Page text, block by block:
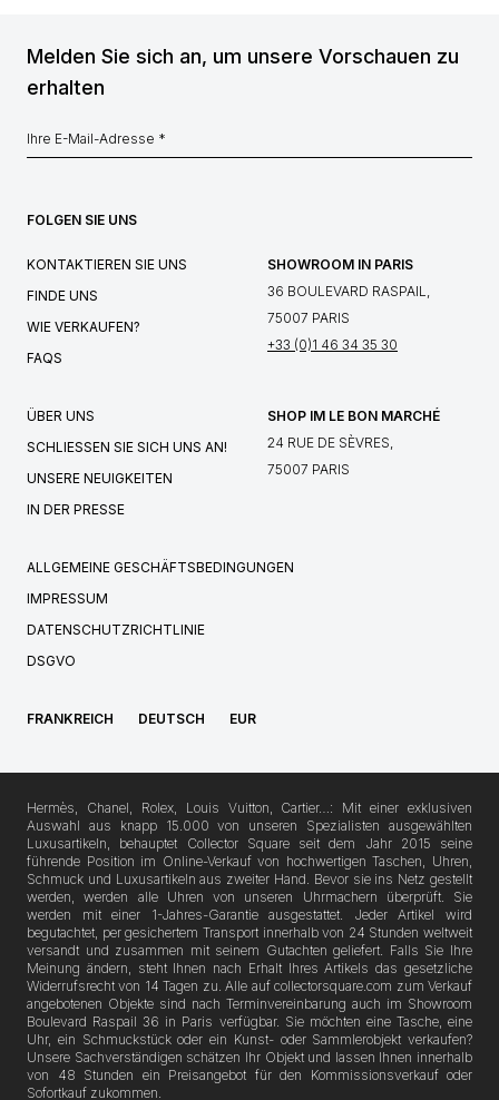
Melden Sie sich an, um unsere Vorschauen zu
erhalten
FOLGEN SIE UNS
KONTAKTIEREN SIE UNS
FINDE UNS
WIE VERKAUFEN?
FAQS
SHOWROOM IN PARIS
36 BOULEVARD RASPAIL,
75007 PARIS
+33 (0)1 46 34 35 30
ÜBER UNS
SCHLIESSEN SIE SICH UNS AN!
UNSERE NEUIGKEITEN
IN DER PRESSE
SHOP IM LE BON MARCHÉ
24 RUE DE SÈVRES,
75007 PARIS
ALLGEMEINE GESCHÄFTSBEDINGUNGEN
IMPRESSUM
DATENSCHUTZRICHTLINIE
DSGVO
FRANKREICH DEUTSCH EUR
Hermès, Chanel, Rolex, Louis Vuitton, Cartier…: Mit einer exklusiven
Auswahl aus knapp 15.000 von unseren Spezialisten ausgewählten
Luxusartikeln, behauptet Collector Square seit dem Jahr 2015 seine
führende Position im Online-Verkauf von hochwertigen Taschen, Uhren,
Schmuck und Luxusartikeln aus zweiter Hand. Bevor sie ins Netz gestellt
werden, werden alle Uhren von unseren Uhrmachern überprüft. Sie
werden mit einer 1-Jahres-Garantie ausgestattet. Jeder Artikel wird
begutachtet, per gesichertem Transport innerhalb von 24 Stunden weltweit
versandt und zusammen mit seinem Gutachten geliefert. Falls Sie Ihre
Meinung ändern, steht Ihnen nach Erhalt Ihres Artikels das gesetzliche
Widerrufsrecht von 14 Tagen zu. Alle auf collectorsquare.com zum Verkauf
angebotenen Objekte sind nach Terminvereinbarung auch im Showroom
Boulevard Raspail 36 in Paris verfügbar. Sie möchten eine Tasche, eine
Uhr, ein Schmuckstück oder ein Kunst- oder Sammlerobjekt verkaufen?
Unsere Sachverständigen schätzen Ihr Objekt und lassen Ihnen innerhalb
von 48 Stunden ein Preisangebot für den Kommissionsverkauf oder
Sofortkauf zukommen.